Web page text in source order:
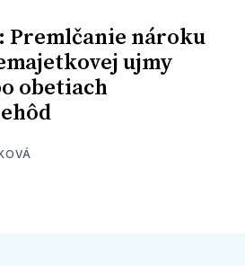
Premlčanie nároku
ujmy
obetiach